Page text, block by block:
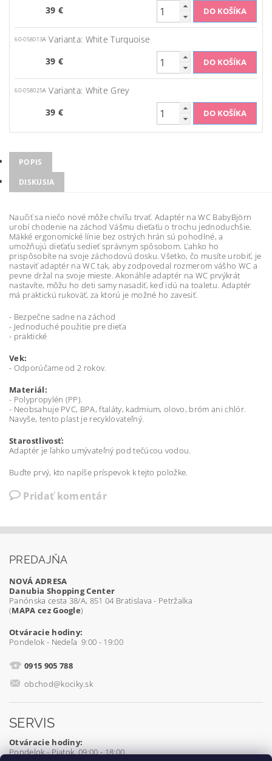
39 €
60-058013A Varianta: White Turquoise
39 €
60-058025A Varianta: White Grey
39 €
POPIS
DISKUSIA
Naučiť sa niečo nové môže chvíľu trvať. Adaptér na WC BabyBjörn
urobí chodenie na záchod Vášmu dieťaťu o trochu jednoduchšie.
Mäkké ergonomické línie bez ostrých hrán sú pohodlné, a
umožňujú dieťaťu sedieť správnym spôsobom. Ľahko ho
prispôsobíte na svoje záchodovú dosku. Všetko, čo musíte urobiť, je
nastaviť adaptér na WC tak, aby zodpovedal rozmerom vášho WC a
pevne držal na svoje mieste. Akonáhle adaptér na WC prvýkrát
nastavíte, môžu ho deti samy nasadiť, keď idú na toaletu. Adaptér
má praktickú rukoväť, za ktorú je možné ho zavesiť.
- Bezpečne sadne na záchod
- Jednoduché použitie pre dieťa
- praktické
Vek:
- Odporúčame od 2 rokov.
Materiál:
- Polypropylén (PP).
- Neobsahuje PVC, BPA, ftaláty, kadmium, olovo, bróm ani chlór.
Navyše, tento plast je recyklovateľný.
Starostlivosť:
Adaptér je ľahko umývateľný pod tečúcou vodou.
Buďte prvý, kto napíše príspevok k tejto položke.
Pridať komentár
PREDAJŇA
NOVÁ ADRESA
Danubia Shopping Center
Panónska cesta 38/A, 851 04 Bratislava - Petržalka
(MAPA cez Google)
Otváracie hodiny:
Pondelok - Nedeľa 9:00 - 19:00
0915 905 788
obchod@kociky.sk
SERVIS
Otváracie hodiny:
Pondelok - Piatok 09:00 - 18:00